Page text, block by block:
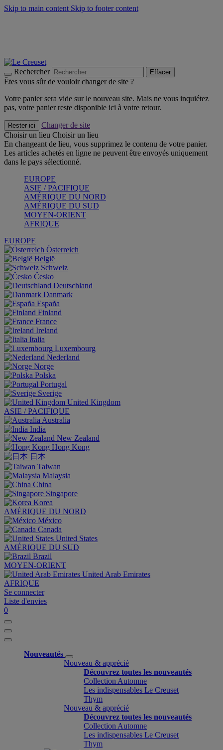
Skip to main content Skip to footer content
Rechercher Effacer
Êtes vous sûr de vouloir changer de site ?
Votre panier sera vide sur le nouveau site. Mais ne vous inquiétez
pas, votre panier reste disponible ici à votre retour.
Rester ici
Changer de site
Choisir un lieu Choisir un lieu
En changeant de lieu, vous supprimez le contenu de votre panier.
Les articles achetés en ligne ne peuvent être envoyés uniquement
dans le pays sélectionné.
EUROPE
ASIE / PACIFIQUE
AMÉRIQUE DU NORD
AMÉRIQUE DU SUD
MOYEN-ORIENT
AFRIQUE
EUROPE
Österreich
België
Schweiz
Česko
Deutschland
Danmark
España
Finland
France
Ireland
Italia
Luxembourg
Nederland
Norge
Polska
Portugal
Sverige
United Kingdom
ASIE / PACIFIQUE
Australia
India
New Zealand
Hong Kong
日本
Taiwan
Malaysia
China
Singapore
Korea
AMÉRIQUE DU NORD
México
Canada
United States
AMÉRIQUE DU SUD
Brazil
MOYEN-ORIENT
United Arab Emirates
AFRIQUE
Se connecter
Liste d'envies
0
Nouveautés
Nouveau & apprécié
Découvrez toutes les nouveautés
Collection Automne
Les indispensables Le Creuset
Thym
Nouveau & apprécié
Découvrez toutes les nouveautés
Collection Automne
Les indispensables Le Creuset
Thym